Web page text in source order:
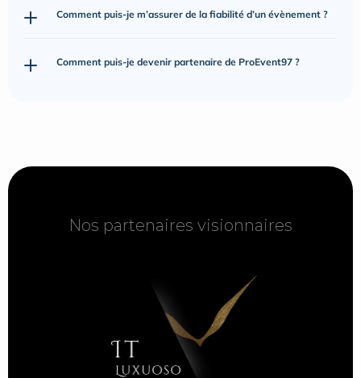
Comment puis-je m’assurer de la fiabilité d’un évènement ?
Comment puis-je devenir partenaire de ProEvent97 ?
Nos partenaires visionnaires
Nos partenaires visionnaires